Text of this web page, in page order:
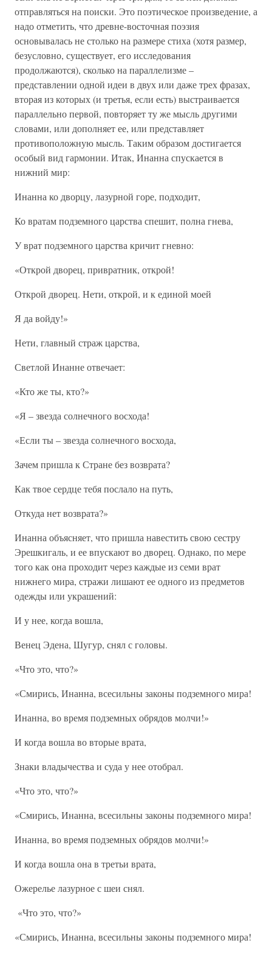
отправляться на поиски. Это поэтическое произведение, а
надо отметить, что древне-восточная поэзия
основывалась не столько на размере стиха (хотя размер,
безусловно, существует, его исследования
продолжаются), сколько на параллелизме –
представлении одной идеи в двух или даже трех фразах,
вторая из которых (и третья, если есть) выстраивается
параллельно первой, повторяет ту же мысль другими
словами, или дополняет ее, или представляет
противоположную мысль. Таким образом достигается
особый вид гармонии. Итак, Инанна спускается в
нижний мир:
Инанна ко дворцу, лазурной горе, подходит,
Ко вратам подземного царства спешит, полна гнева,
У врат подземного царства кричит гневно:
«Открой дворец, привратник, открой!
Открой дворец. Нети, открой, и к единой моей
Я да войду!»
Нети, главный страж царства,
Светлой Инанне отвечает:
«Кто же ты, кто?»
«Я – звезда солнечного восхода!
«Если ты – звезда солнечного восхода,
Зачем пришла к Стране без возврата?
Как твое сердце тебя послало на путь,
Откуда нет возврата?»
Инанна объясняет, что пришла навестить свою сестру
Эрешкигаль, и ее впускают во дворец. Однако, по мере
того как она проходит через каждые из семи врат
нижнего мира, стражи лишают ее одного из предметов
одежды или украшений:
И у нее, когда вошла,
Венец Эдена, Шугур, снял с головы.
«Что это, что?»
«Смирись, Инанна, всесильны законы подземного мира!
Инанна, во время подземных обрядов молчи!»
И когда вошла во вторые врата,
Знаки владычества и суда у нее отобрал.
«Что это, что?»
«Смирись, Инанна, всесильны законы подземного мира!
Инанна, во время подземных обрядов молчи!»
И когда вошла она в третьи врата,
Ожерелье лазурное с шеи снял.
«Что это, что?»
«Смирись, Инанна, всесильны законы подземного мира!